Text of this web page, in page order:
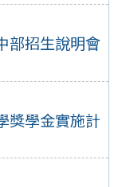
部招生說明會
獎學金實施計